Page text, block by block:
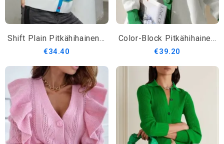
Shift Plain Pitkähihainen V-Pääntiepusero
€34.40
Color-Block Pitkähihainen Solid Vapaa-Ajan Pusero
€39.20